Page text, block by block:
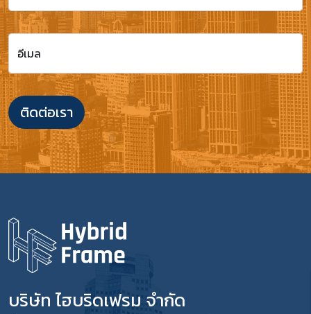
อีเมล
ติดต่อเรา
บริษัท ไฮบริดเฟรม จำกัด